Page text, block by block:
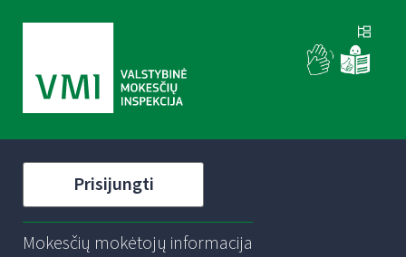
Prisijungti
Mokesčių mokėtojų informacija